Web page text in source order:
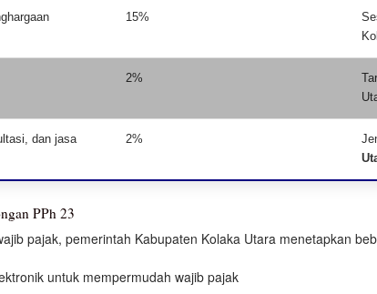
15%
2%
dan jasa
2%
PPh 23
pajak, pemerintah Kabupaten Kolaka Utara menetapkan
untuk mempermudah wajib pajak